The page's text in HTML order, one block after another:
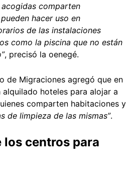
acogidas comparten
hacer uso en
de las instalaciones
como la piscina que no están
, precisó la oenegé.
de Migraciones agregó que en
hoteles para alojar a
comparten habitaciones y
de limpieza de las mismas”.
los centros para